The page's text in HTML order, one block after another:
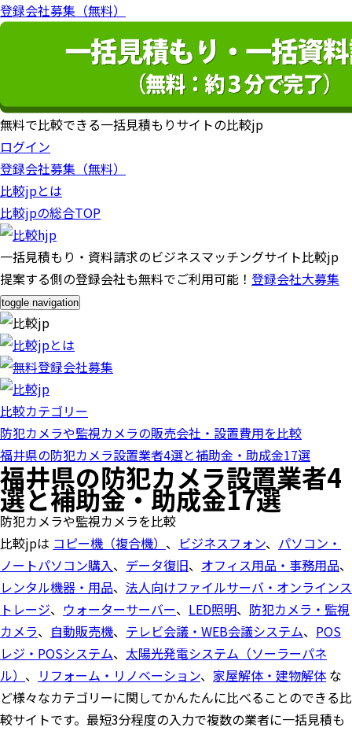
登録会社募集（無料）
無料で比較できる一括見積もりサイトの比較jp
ログイン
登録会社募集（無料）
比較jpとは
比較jpの総合TOP
一括見積もり・資料請求のビジネスマッチングサイト比較jp
提案する側の登録会社も無料でご利用可能！ 登録会社大募集
toggle navigation
比較カテゴリー
防犯カメラや監視カメラの販売会社・設置費用を比較
福井県の防犯カメラ設置業者4選と補助金・助成金17選
福井県の防犯カメラ設置業者4
選と補助金・助成金17選
防犯カメラや監視カメラを比較
比較jpは コピー機（複合機） 、 ビジネスフォン、 パソコン・
ノートパソコン購入、 データ復旧、 オフィス用品・事務用品、
レンタル機器・用品、 法人向けファイルサーバ・オンラインス
トレージ、 ウォーターサーバー、 LED照明、 防犯カメラ・監視
カメラ、 自動販売機、 テレビ会議・WEB会議システム、 POS
レジ・POSシステム、 太陽光発電システム（ソーラーパネ
ル） 、 リフォーム・リノベーション、 家屋解体・建物解体 な
ど様々なカテゴリーに関してかんたんに比べることのできる比
較サイトです。最短3分程度の入力で複数の業者に一括見積も